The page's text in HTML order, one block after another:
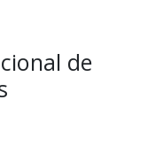
de